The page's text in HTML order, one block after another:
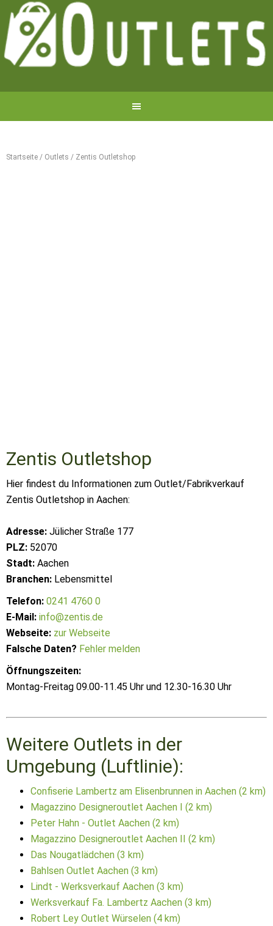
Startseite / Outlets / Zentis Outletshop
Zentis Outletshop
Hier findest du Informationen zum Outlet/Fabrikverkauf
Zentis Outletshop in Aachen:
Adresse: Jülicher Straße 177
PLZ: 52070
Stadt: Aachen
Branchen: Lebensmittel
Telefon: 0241 4760 0
E-Mail: info@zentis.de
Webseite: zur Webseite
Falsche Daten? Fehler melden
Öffnungszeiten:
Montag-Freitag 09.00-11.45 Uhr und 12.30-16.30 Uhr
Weitere Outlets in der
Umgebung (Luftlinie):
Confiserie Lambertz am Elisenbrunnen in Aachen (2 km)
Magazzino Designeroutlet Aachen I (2 km)
Peter Hahn - Outlet Aachen (2 km)
Magazzino Designeroutlet Aachen II (2 km)
Das Nougatlädchen (3 km)
Bahlsen Outlet Aachen (3 km)
Lindt - Werksverkauf Aachen (3 km)
Werksverkauf Fa. Lambertz Aachen (3 km)
Robert Ley Outlet Würselen (4 km)